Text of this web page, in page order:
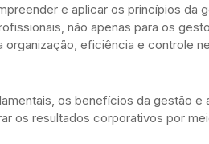
e aplicar os princípios da
não apenas para os
eficiência e controle
os benefícios da gestão e
os resultados corporativos por